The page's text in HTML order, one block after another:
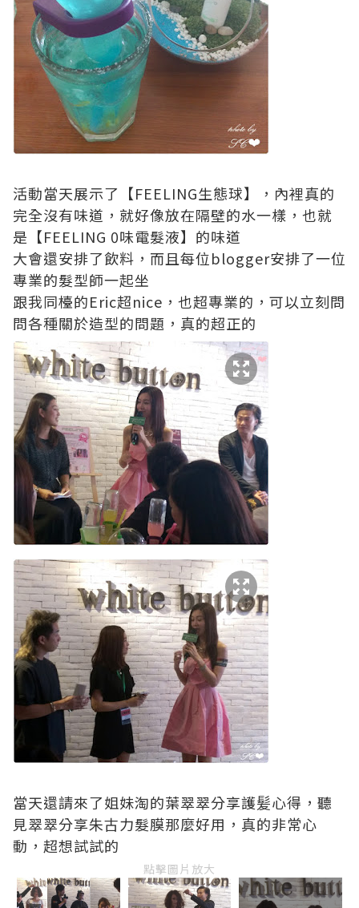
活動當天展示了【FEELING生態球】，內裡真的
完全沒有味道，就好像放在隔壁的水一樣，也就
是【FEELING 0味電髮液】的味道
大會還安排了飲料，而且每位blogger安排了一位
專業的髮型師一起坐
跟我同檯的Eric超nice，也超專業的，可以立刻問
問各種關於造型的問題，真的超正的
當天還請來了姐妹淘的葉翠翠分享護髪心得，聽
見翠翠分享朱古力髮膜那麼好用，真的非常心
動，超想試試的
點擊圖片放大